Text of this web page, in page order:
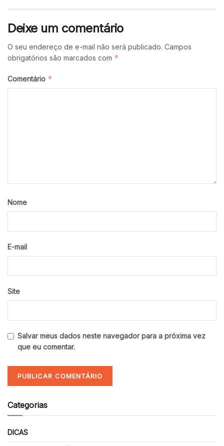
Deixe um comentário
O seu endereço de e-mail não será publicado. Campos
obrigatórios são marcados com *
Comentário *
Nome
E-mail
Site
Salvar meus dados neste navegador para a próxima vez
que eu comentar.
Categorias
DICAS